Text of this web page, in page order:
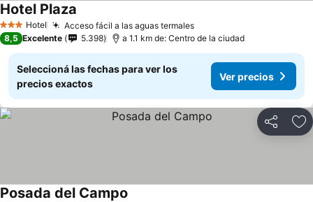
3 Estrellas
Hotel Acceso fácil a las aguas termalesVer precios
Hotel Plaza
8,5 Excelente 5.398 a 1.1 km de: Centro de la ciudad
Seleccioná las fechas para ver los
precios exactos
Ver precios
Compartir
Posada del Campo